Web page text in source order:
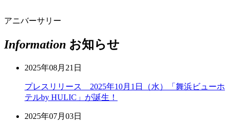
アニバーサリー
Information お知らせ
2025年08月21日
プレスリリース 2025年10月1日（水）「舞浜ビューホ
テルby HULIC」が誕生！
2025年07月03日